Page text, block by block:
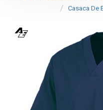
Casaca De